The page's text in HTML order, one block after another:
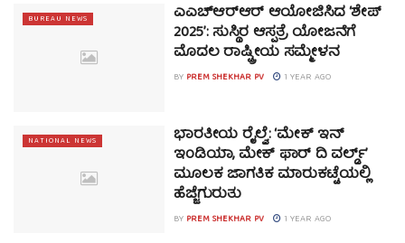
BUREAU NEWS ಎಎಚ್‌ಆರ್‌ಆರ್ ಆಯೋಜಿಸಿದ ‘ಶೇಪ್
2025’: ಸುಸ್ಥಿರ ಆಸ್ಪತ್ರೆ ಯೋಜನೆಗೆ
ಮೊದಲ ರಾಷ್ಟ್ರೀಯ ಸಮ್ಮೇಳನ
BY PREM SHEKHAR PV 1 YEAR AGO
NATIONAL NEWS ಭಾರತೀಯ ರೈಲ್ವೆ: ‘ಮೇಕ್ ಇನ್
ಇಂಡಿಯಾ, ಮೇಕ್ ಫಾರ್ ದಿ ವರ್ಲ್ಡ್’
ಮೂಲಕ ಜಾಗತಿಕ ಮಾರುಕಟ್ಟೆಯಲ್ಲಿ
ಹೆಜ್ಜೆಗುರುತು
BY PREM SHEKHAR PV 1 YEAR AGO